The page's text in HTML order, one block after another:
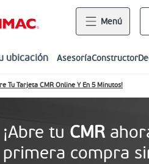
Menú
ubicación AsesoríaConstructor
Tu Tarjeta CMR Online Y En 5 Minutos!
¡Abre tu CMR
primera compra